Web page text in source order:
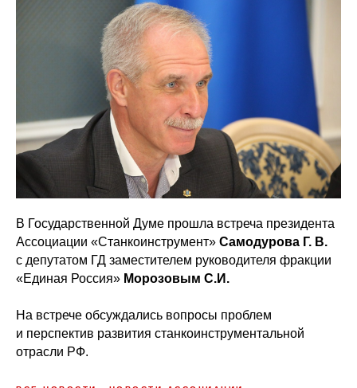
В Государственной Думе прошла встреча президента
Ассоциации «Станкоинструмент» Самодурова Г. В.
с депутатом ГД заместителем руководителя фракции
«Единая Россия» Морозовым C.И.
На встрече обсуждались вопросы проблем
и перспектив развития станкоинструментальной
отрасли РФ.